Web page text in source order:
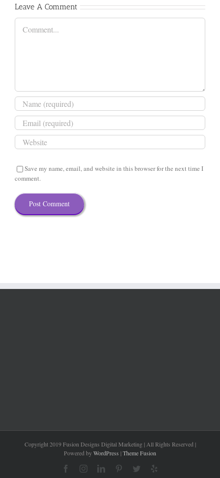
Leave A Comment
Comment
Save my name, email, and website in this browser for the next time I
comment.
Copyright 2019 Fusion Designs Digital Marketing | All Rights Reserved |
Powered byWordPress |Theme Fusion
FacebookInstagramLinkedInPinterestTwitter